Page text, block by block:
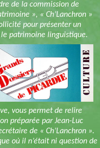
de la commission de
», « Ch’Lanchron »
pour présenter un
le patrimoine linguistique.
vous permet de relire
préparée par Jean-Luc
de « Ch’Lanchron ».
où il n’était ni question de